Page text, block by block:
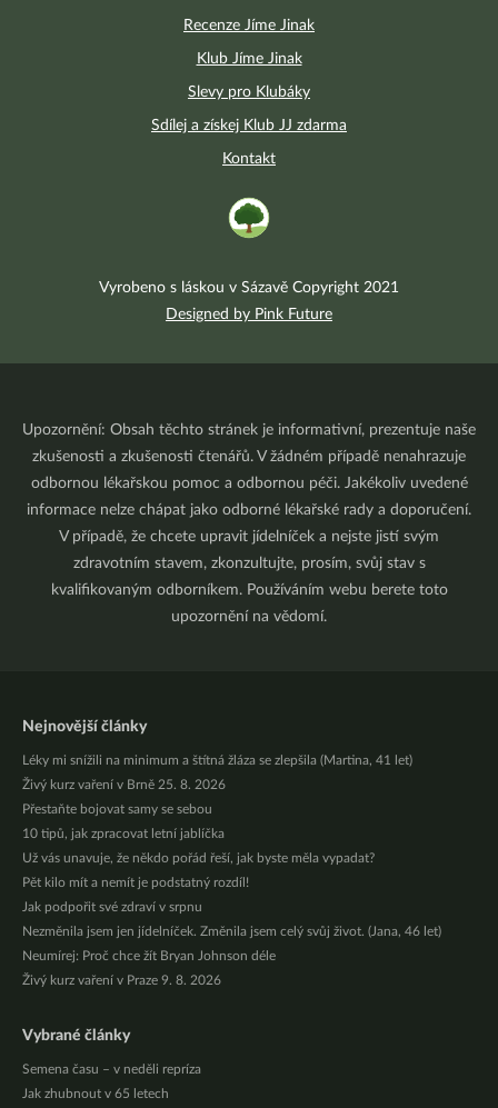
Recenze Jíme Jinak
Klub Jíme Jinak
Slevy pro Klubáky
Sdílej a získej Klub JJ zdarma
Kontakt
Vyrobeno s láskou v Sázavě Copyright 2021
Designed by Pink Future
Upozornění: Obsah těchto stránek je informativní, prezentuje naše
zkušenosti a zkušenosti čtenářů. V žádném případě nenahrazuje
odbornou lékařskou pomoc a odbornou péči. Jakékoliv uvedené
informace nelze chápat jako odborné lékařské rady a doporučení.
V případě, že chcete upravit jídelníček a nejste jistí svým
zdravotním stavem, zkonzultujte, prosím, svůj stav s
kvalifikovaným odborníkem. Používáním webu berete toto
upozornění na vědomí.
Nejnovější články
Léky mi snížili na minimum a štítná žláza se zlepšila (Martina, 41 let)
Živý kurz vaření v Brně 25. 8. 2026
Přestaňte bojovat samy se sebou
10 tipů, jak zpracovat letní jablíčka
Už vás unavuje, že někdo pořád řeší, jak byste měla vypadat?
Pět kilo mít a nemít je podstatný rozdíl!
Jak podpořit své zdraví v srpnu
Nezměnila jsem jen jídelníček. Změnila jsem celý svůj život. (Jana, 46 let)
Neumírej: Proč chce žít Bryan Johnson déle
Živý kurz vaření v Praze 9. 8. 2026
Vybrané články
Semena času – v neděli repríza
Jak zhubnout v 65 letech